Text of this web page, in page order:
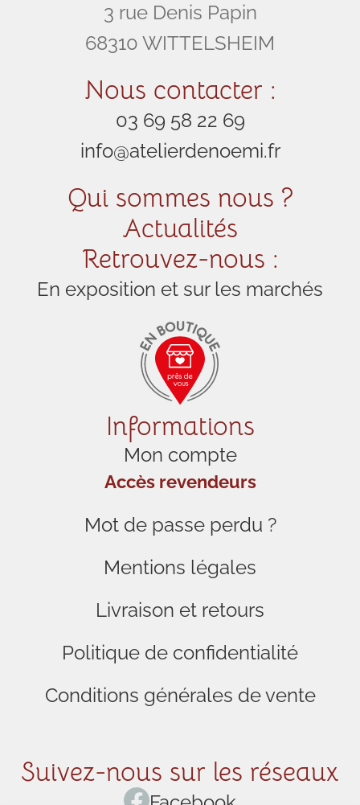
3 rue Denis Papin
68310 WITTELSHEIM
Nous contacter :
03 69 58 22 69
info@atelierdenoemi.fr
Qui sommes nous ?
Actualités
Retrouvez-nous :
En exposition et sur les marchés
Informations
Mon compte
Accès revendeurs
Mot de passe perdu ?
Mentions légales
Livraison et retours
Politique de confidentialité
Conditions générales de vente
Suivez-nous sur les réseaux